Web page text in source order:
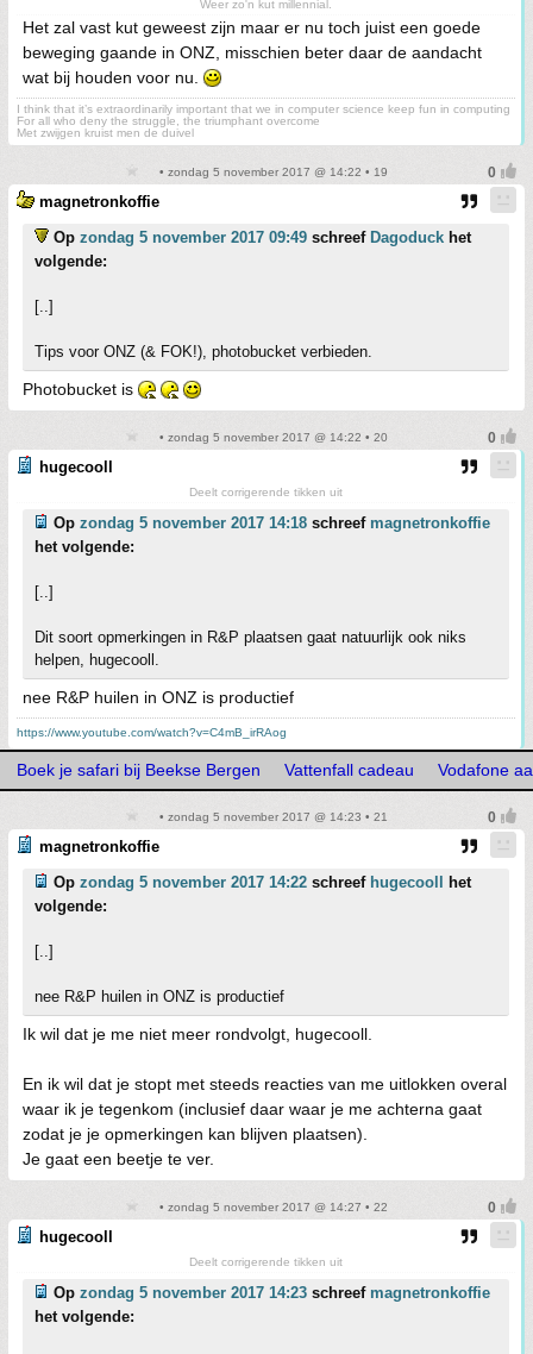
Weer zo'n kut millennial.
Het zal vast kut geweest zijn maar er nu toch juist een goede
beweging gaande in ONZ, misschien beter daar de aandacht
wat bij houden voor nu.
I think that it’s extraordinarily important that we in computer science keep fun in computing
For all who deny the struggle, the triumphant overcome
Met zwijgen kruist men de duivel
• zondag 5 november 2017 @ 14:22 • 19
magnetronkoffie
Op zondag 5 november 2017 09:49 schreef Dagoduck het
volgende:
[..]
Tips voor ONZ (& FOK!), photobucket verbieden.
Photobucket is
• zondag 5 november 2017 @ 14:22 • 20
hugecooll
Deelt corrigerende tikken uit
Op zondag 5 november 2017 14:18 schreef magnetronkoffie
het volgende:
[..]
Dit soort opmerkingen in R&P plaatsen gaat natuurlijk ook niks
helpen, hugecooll.
nee R&P huilen in ONZ is productief
https://www.youtube.com/watch?v=C4mB_irRAog
Boek je safari bij Beekse Bergen Vattenfall cadeau Vodafone
• zondag 5 november 2017 @ 14:23 • 21
magnetronkoffie
Op zondag 5 november 2017 14:22 schreef hugecooll
het
volgende:
[..]
nee R&P huilen in ONZ is productief
Ik wil dat je me niet meer rondvolgt, hugecooll.
En ik wil dat je stopt met steeds reacties van me uitlokken overal
waar ik je tegenkom (inclusief daar waar je me achterna gaat
zodat je je opmerkingen kan blijven plaatsen).
Je gaat een beetje te ver.
• zondag 5 november 2017 @ 14:27 • 22
hugecooll
Deelt corrigerende tikken uit
Op zondag 5 november 2017 14:23 schreef magnetronkoffie
het volgende: